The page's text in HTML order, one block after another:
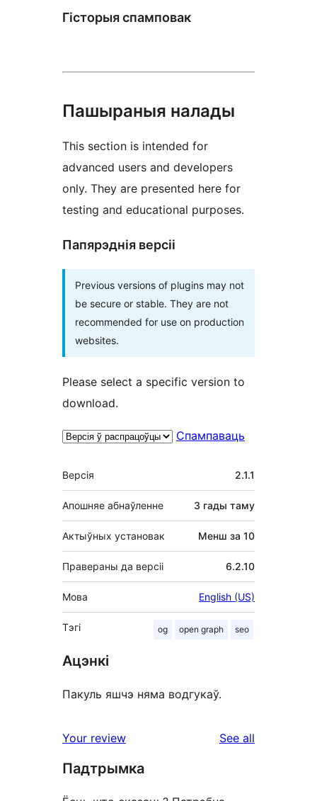
Гісторыя спамповак
Пашыраныя налады
This section is intended for
advanced users and developers
only. They are presented here for
testing and educational purposes.
Папярэднія версіі
Previous versions of plugins may not
be secure or stable. They are not
recommended for use on production
websites.
Please select a specific version to
download.
Спампаваць
Мета
Версія 2.1.1
Апошняе абнаўленне 3 гады таму
Актыўных установак Менш за 10
Правераны да версіі 6.2.10
Мова English (US)
Тэгі og open graph seo
Ацэнкі
Пакуль яшчэ няма водгукаў.
Your review See all
Падтрымка